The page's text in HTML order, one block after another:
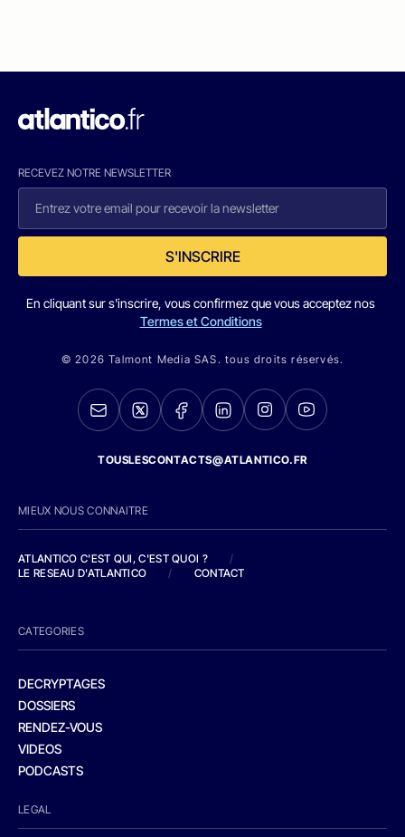
RECEVEZ NOTRE NEWSLETTER
S'INSCRIRE
En cliquant sur s'inscrire, vous confirmez que vous acceptez nos
Termes et Conditions
© 2026 Talmont Media SAS. tous droits réservés.
TOUSLESCONTACTS@ATLANTICO.FR
MIEUX NOUS CONNAITRE
ATLANTICO C'EST QUI, C'EST QUOI ?
/
LE RESEAU D'ATLANTICO
/ CONTACT
CATEGORIES
DECRYPTAGES
DOSSIERS
RENDEZ-VOUS
VIDEOS
PODCASTS
LEGAL